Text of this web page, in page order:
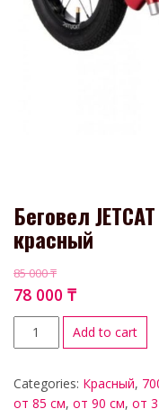
Беговел
красный
85 000₸
78 000 ₸
Add to cart
Categories: Красный,
от 85 см, от 90 см, от